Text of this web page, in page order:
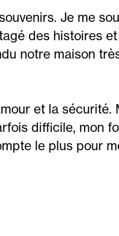
Je me
des histoires
notre maison
et la sécurité.
difficile, mon
le plus pour